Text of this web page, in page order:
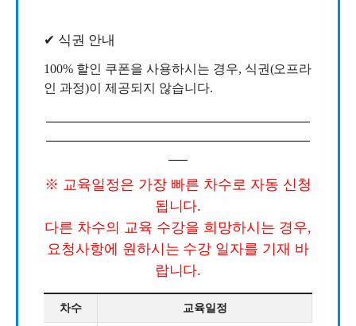
✔ 식권 안내
100% 할인 쿠폰을 사용하시는 경우, 식권(오프라
인 과정)이 제공되지 않습니다.
※ 교육일정은 가장 빠른 차수로 자동 신청
됩니다.
다른 차수의 교육 수강을 희망하시는 경우,
요청사항에 원하시는 수강 일자를 기재 바
랍니다.
차수 교육일정